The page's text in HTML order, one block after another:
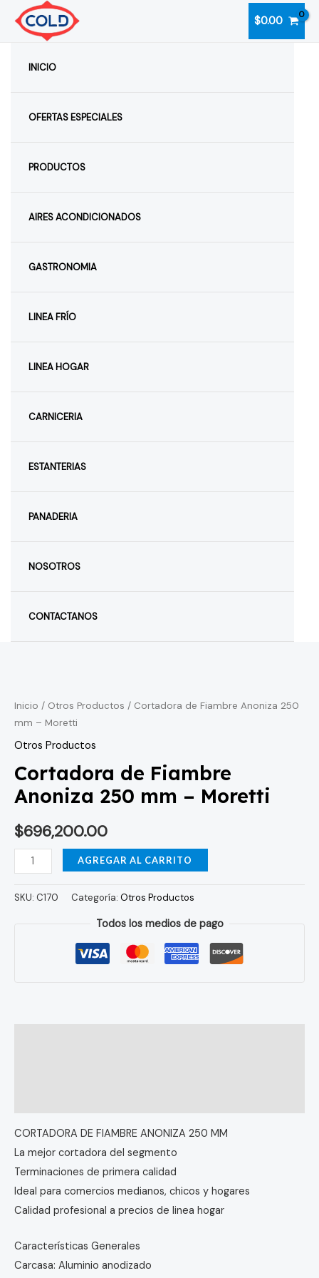
$0.00
INICIO
OFERTAS ESPECIALES
PRODUCTOS
AIRES ACONDICIONADOS
GASTRONOMIA
LINEA FRÍO
LINEA HOGAR
CARNICERIA
ESTANTERIAS
PANADERIA
NOSOTROS
CONTACTANOS
Inicio / Otros Productos / Cortadora de Fiambre Anoniza 250
mm – Moretti
Otros Productos
Cortadora de Fiambre
Anoniza 250 mm – Moretti
$696,200.00
Fiambre
Anoniza
250
-
Moretti
cantidad
AGREGAR AL CARRITO
SKU: C170 Categoría: Otros Productos
Todos los medios de pago
CORTADORA DE FIAMBRE ANONIZA 250 MM
La mejor cortadora del segmento
Terminaciones de primera calidad
Ideal para comercios medianos, chicos y hogares
Calidad profesional a precios de linea hogar
Características Generales
Carcasa: Aluminio anodizado